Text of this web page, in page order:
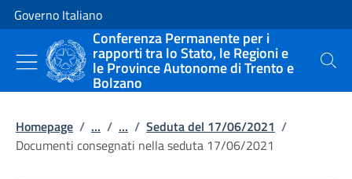
Vai al contenuto
Vai alla navigazione del sito
Governo Italiano
Conferenza Permanente per i
rapporti tra lo Stato, le Regioni e
le Province Autonome di Trento e
Bolzano
Cerca
Homepage / ... / ... / Seduta del 17/06/2021 /
Documenti consegnati nella seduta 17/06/2021